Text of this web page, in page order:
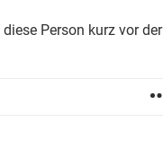
Person kurz vor der